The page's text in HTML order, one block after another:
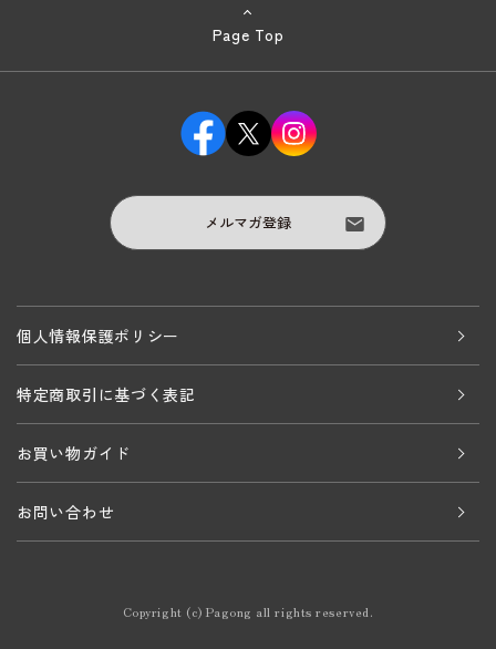
Page Top
メルマガ登録
個人情報保護ポリシー
特定商取引に基づく表記
お買い物ガイド
お問い合わせ
Copyright (c) Pagong all rights reserved.